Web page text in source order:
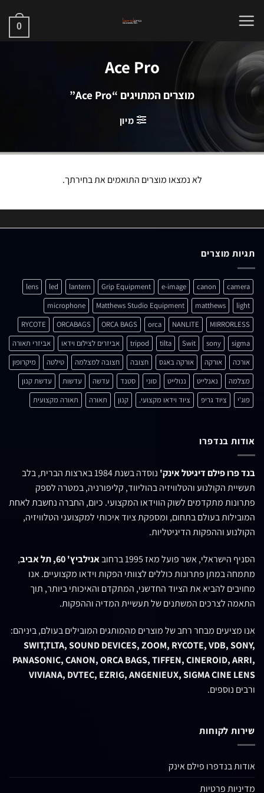
0
Ace Pro
מוצרים המתויגים “Ace Pro”
מיון
לא נמצאו מוצרים התואמים את בחירתך.
תגיות מוצרים
camera
canon
e-image
Grip Equipment
lantern
led
lens
light
matthews
Matthews Studio Equipment
microphone
MIRRORLESS
NANLITE
orca
ORCA BAGS
ORCABAGS
RYCOTE
sigma
sony
Swit
tilta
tripod אביזרים לצילום וידאו
אביזרי תאורה
אורכה
אורקה אורקה באגס חצובה חצובה למצלמה טילטה
מיקרופון
מצלמה
נאנלייט ננולייט סוני סטנד עדשה עדשות
עדשת קנון
פוג'י
ציוד גריפ ציוד וידאו מקצועי. קנון תאורה תאורה מקצועית
אודות בנדפרו
בנד פרו פילם דיגיטל אינק'
נוסדה בשנת 1984 בארצות הברית, בלב
תעשיית הקולנוע והטלוויזיה בהוליווד, קליפורניה, במטרה לספק
פתרונות מתקדמים לשוק הווידאו המקצועי. כיום, החברה נחשבת לאחת
המובילות בעולם בתחום, ומספקת ציוד איכותי למקצועני הטלוויזיה,
הקולנוע וההפקות הדיגיטליות.
הסניף הישראלי, אשר פועל מאז 1995 ברחוב אנילביץ' 60, תל אביב
,
מתמחה במתן פתרונות כוללים לצוותי הפקות וידאו מקצועיים. אנו
מחויבים להביא את הציוד החדשני, המתקדם והאיכותי ביותר, תוך
התאמה לצרכים המשתנים של תעשיית המדיה וההפקות.
אנו מציעים מבחר רחב של מוצרים מהמותגים המובילים בעולם, ביניהם:
SWIT,TLTA, SOUND DEVICES, ZOOM, RYCOTE, VDB, SONY,
PANASONIC, CANON, ORCA BAGS, TIFFEN, CINEROID, ARRI,
VIVIANA, DVTEC, EZRIG, ANGENIEUX, SIGMA CINE LENS
ורבים נוספים.
שירות לקוחות
אודות בנדפרו פילם אינק
מדיניות פרטיות